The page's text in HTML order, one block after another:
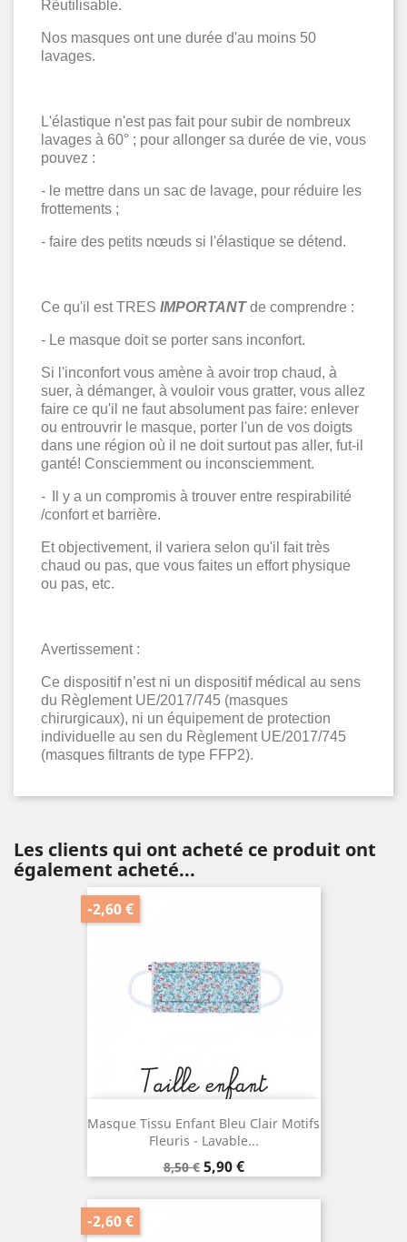
Réutilisable.
Nos masques ont une durée d'au moins 50
lavages.
L'élastique n'est pas fait pour subir de nombreux
lavages à 60° ; pour allonger sa durée de vie, vous
pouvez :
- le mettre dans un sac de lavage, pour réduire les
frottements ;
- faire des petits nœuds si l'élastique se détend.
Ce qu'il est TRES IMPORTANTde comprendre :
- Le masque doit se porter sans inconfort.
Si l'inconfort vous amène à avoir trop chaud, à
suer, à démanger, à vouloir vous gratter, vous allez
faire ce qu'il ne faut absolument pas faire: enlever
ou entrouvrir le masque, porter l'un de vos doigts
dans une région où il ne doit surtout pas aller, fut-il
ganté! Consciemment ou inconsciemment.
-
Il y a un compromis à trouver entre respirabilité
/confort et barrière.
Et objectivement, il variera selon qu'il fait très
chaud ou pas, que vous faites un effort physique
ou pas, etc.
Avertissement :
Ce dispositif n’est ni un dispositif médical au sens
du Règlement UE/2017/745 (masques
chirurgicaux), ni un équipement de protection
individuelle au sen du Règlement UE/2017/745
(masques filtrants de type FFP2).
Les clients qui ont acheté ce produit ont
également acheté...
Masque Tissu Enfant Bleu Clair Motifs
Fleuris - Lavable...
Prix
de
base
8,50 €
-2,60 €
Prix
5,90 €
-2,60 €